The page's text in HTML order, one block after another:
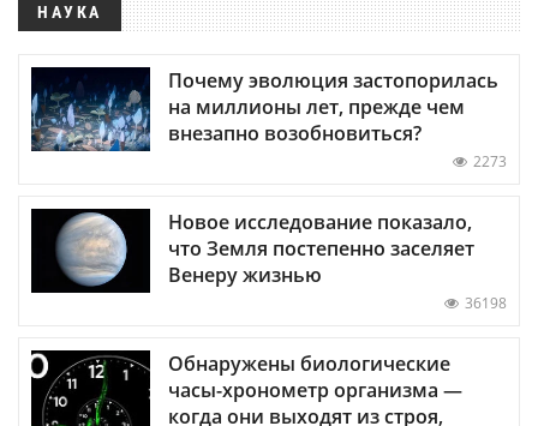
НАУКА
Почему эволюция застопорилась
на миллионы лет, прежде чем
внезапно возобновиться?
2273
Новое исследование показало,
что Земля постепенно заселяет
Венеру жизнью
36198
Обнаружены биологические
часы-хронометр организма —
когда они выходят из строя,